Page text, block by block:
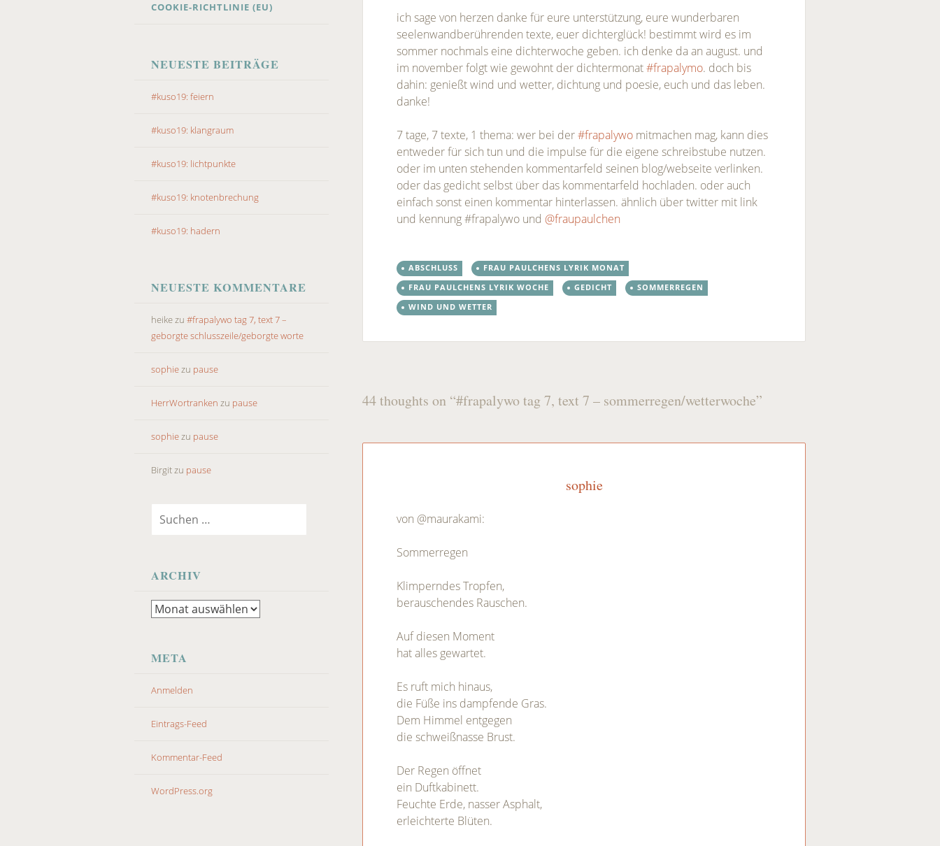
COOKIE-RICHTLINIE (EU)
NEUESTE BEITRÄGE
#kuso19: feiern
#kuso19: klangraum
#kuso19: lichtpunkte
#kuso19: knotenbrechung
#kuso19: hadern
NEUESTE KOMMENTARE
heikezu #frapalywo tag 7, text 7 –
geborgte schlusszeile/geborgte worte
sophiezu pause
HerrWortranken zu pause
sophiezu pause
Birgitzu pause
ARCHIV
Archiv
META
Anmelden
Eintrags-Feed
Kommentar-Feed
WordPress.org
ich sage von herzen danke für eure unterstützung, eure wunderbaren
seelenwandberührenden texte, euer dichterglück! bestimmt wird es im
sommer nochmals eine dichterwoche geben. ich denke da an august. und
im november folgt wie gewohnt der dichtermonat#frapalymo. doch bis
dahin: genießt wind und wetter, dichtung und poesie, euch und das leben.
danke!
7 tage, 7 texte, 1 thema: wer bei der#frapalywo mitmachen mag, kann dies
entweder für sich tun und die impulse für die eigene schreibstube nutzen.
oder im unten stehenden kommentarfeld seinen blog/webseite verlinken.
oder das gedicht selbst über das kommentarfeld hochladen. oder auch
einfach sonst einen kommentar hinterlassen. ähnlich über twitter mit link
und kennung #frapalywo und @fraupaulchen
ABSCHLUSS
FRAU PAULCHENS LYRIK MONAT
FRAU PAULCHENS LYRIK WOCHE
GEDICHT
SOMMERREGEN
WIND UND WETTER
Post
navigation
←
→
44 thoughts on “#frapalywo tag 7, text 7 – sommerregen/wetterwoche”
sophie
von @maurakami:
Sommerregen
Klimperndes Tropfen,
berauschendes Rauschen.
Auf diesen Moment
hat alles gewartet.
Es ruft mich hinaus,
die Füße ins dampfende Gras.
Dem Himmel entgegen
die schweißnasse Brust.
Der Regen öffnet
ein Duftkabinett.
Feuchte Erde, nasser Asphalt,
erleichterte Blüten.